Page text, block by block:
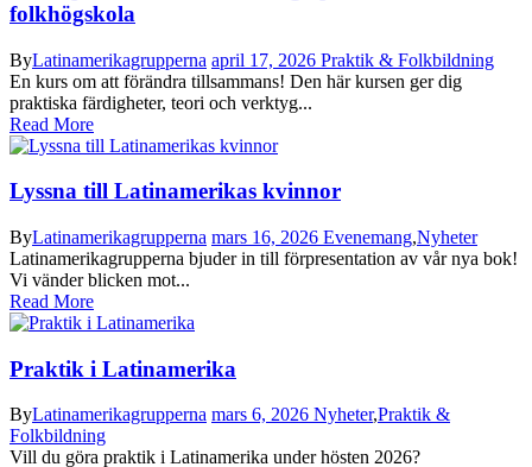
folkhögskola
ByLatinamerikagrupperna april 17, 2026 Praktik & Folkbildning
En kurs om att förändra tillsammans! Den här kursen ger dig
praktiska färdigheter, teori och verktyg...
Read More
Lyssna till Latinamerikas kvinnor
ByLatinamerikagrupperna mars 16, 2026 Evenemang,Nyheter
Latinamerikagrupperna bjuder in till förpresentation av vår nya bok!
Vi vänder blicken mot...
Read More
Praktik i Latinamerika
ByLatinamerikagrupperna mars 6, 2026 Nyheter,Praktik &
Folkbildning
Vill du göra praktik i Latinamerika under hösten 2026?